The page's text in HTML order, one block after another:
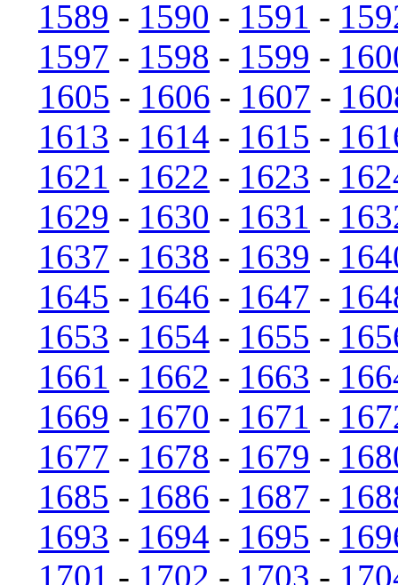
1589 - 1590 - 1591 -
1597 - 1598 - 1599 -
1605 - 1606 - 1607 -
1613 - 1614 - 1615 -
1621 - 1622 - 1623 -
1629 - 1630 - 1631 -
1637 - 1638 - 1639 -
1645 - 1646 - 1647 -
1653 - 1654 - 1655 -
1661 - 1662 - 1663 -
1669 - 1670 - 1671 -
1677 - 1678 - 1679 -
1685 - 1686 - 1687 -
1693 - 1694 - 1695 -
1701 - 1702 - 1703 -